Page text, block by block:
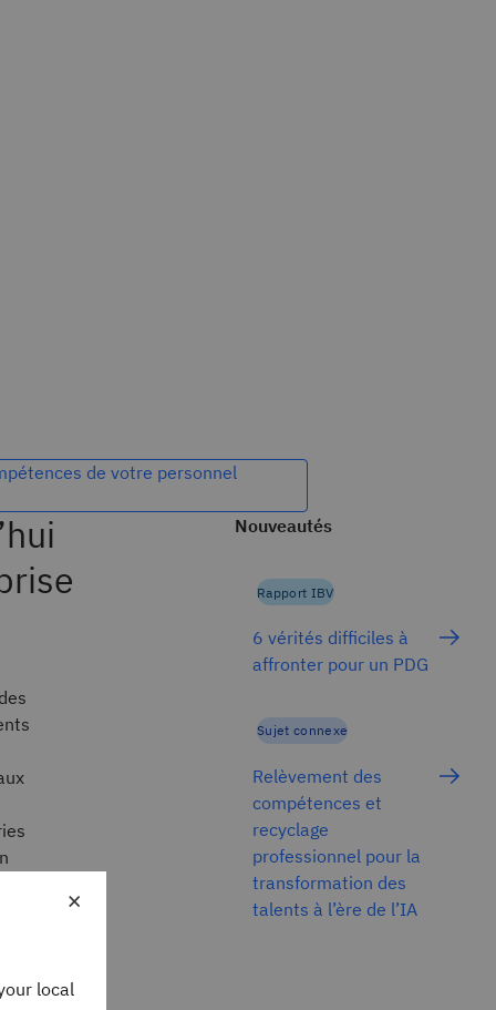
de votre personnel
Nouveautés
Rapport IBV
6 vérités difficiles à
affronter pour un PDG
Sujet connexe
Relèvement des
compétences et
recyclage
professionnel pour la
transformation des
talents à l’ère de l’IA
×
local